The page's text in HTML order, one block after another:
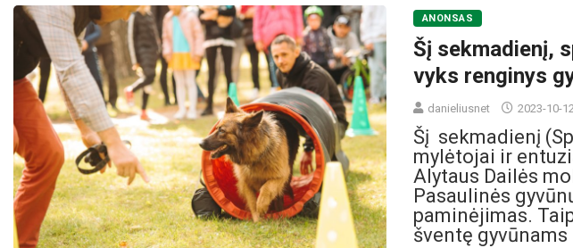
ANONSAS
Šį sekmadienį,
vyks renginys
danieliusnet 2023-10-
Šį sekmadienį
mylėtojai ir
Alytaus Dailės
Pasaulinės
paminėjimas.
šventę gyvūnams